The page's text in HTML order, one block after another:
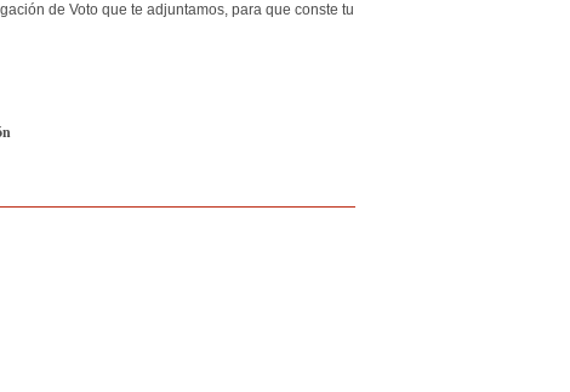
de Voto que te adjuntamos, para que conste tu